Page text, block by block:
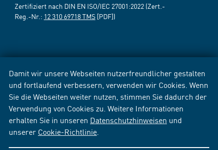
Damit wir unsere Webseiten nutzerfreundlicher gestalten
und fortlaufend verbessern, verwenden wir Cookies. Wenn
Sie die Webseiten weiter nutzen, stimmen Sie dadurch der
Verwendung von Cookies zu. Weitere Informationen
erhalten Sie in unseren Datenschutzhinweisen und
unserer Cookie-Richtlinie
Zertifiziert nach DIN EN ISO/IEC 27001:2022 (Zert.-
Reg.-Nr.: 12 310 69718 TMS [PDF])